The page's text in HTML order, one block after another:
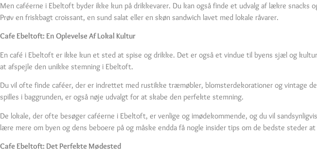
Men caféerne i Ebeltoft byder ikke kun på drikkevarer. Du kan også finde et udvalg af lækre snacks
Prøv en friskbagt croissant, en sund salat eller en skøn sandwich lavet med lokale råvarer.
Cafe Ebeltoft: En Oplevelse Af Lokal Kultur
En café i Ebeltoft er ikke kun et sted at spise og drikke. Det er også et vindue til byens sjæl og
at afspejle den unikke stemning i Ebeltoft.
Du vil ofte finde caféer, der er indrettet med rustikke træmøbler, blomsterdekorationer og vintage
spilles i baggrunden, er også nøje udvalgt for at skabe den perfekte stemning.
De lokale, der ofte besøger caféerne i Ebeltoft, er venlige og imødekommende, og du vil
lære mere om byen og dens beboere på og måske endda få nogle insider tips om de bedste steder at
Cafe Ebeltoft: Det Perfekte Mødested